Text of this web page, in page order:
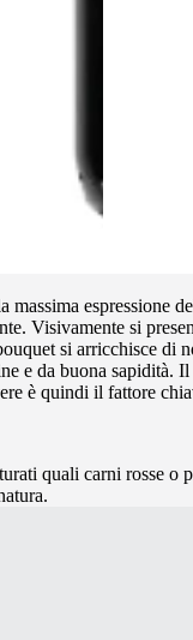
espressione
Visivamente si
si arricchisce
e da buona
è quindi il fattore
quali carni rosse